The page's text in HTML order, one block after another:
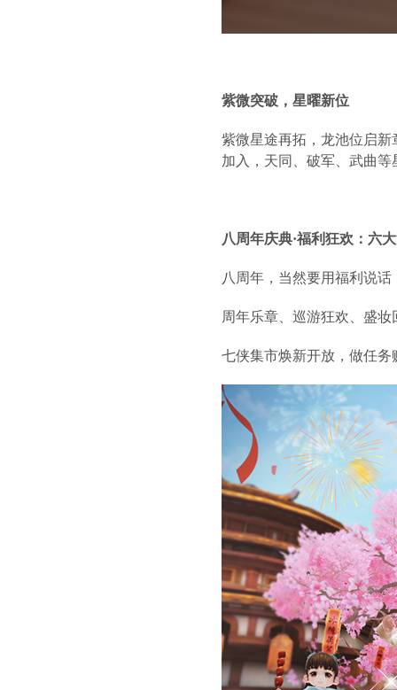
紫微突破，星曜新位
紫微星途再拓，龙池位启
加入，天同、破军、武曲
八周年庆典·福利狂欢：六
八周年，当然要用福利说
周年乐章、巡游狂欢、盛
七侠集市焕新开放，做任